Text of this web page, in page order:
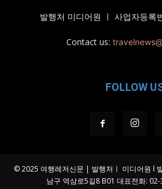
발행처 미디어원 ㅣ 사업자등록
Contact us:
FOLLOW
© 2025 여행레저신문 | 발행처ㅣ 미디어원 l
남구 역삼로5길8 B01 대표전화: